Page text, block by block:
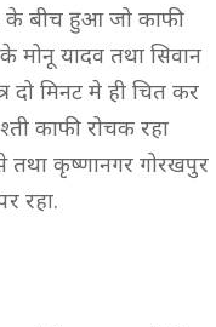
के बीच हुआ जो काफी
मोनू यादव तथा सिवान
दो मिनट मे ही चित कर
काफी रोचक रहा
तथा कृष्णानगर गोरखपुर
रहा.